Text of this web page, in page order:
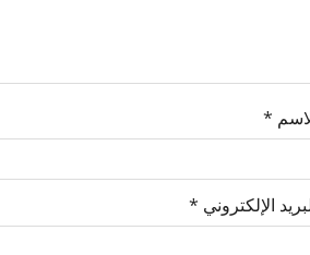
*
الإلكتروني *